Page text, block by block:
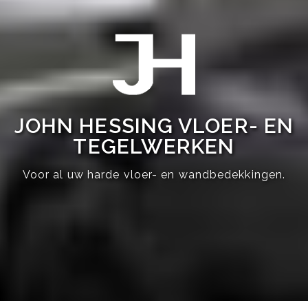
JOHN HESSING VLOER- EN
TEGELWERKEN
Voor al uw harde vloer- en wandbedekkingen.